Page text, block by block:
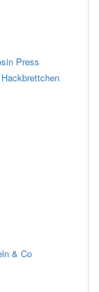
Press
& Co